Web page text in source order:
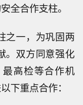
全合作支柱。
之一，为巩固两
。双方同意强化
高检等合作机
下重点合作：